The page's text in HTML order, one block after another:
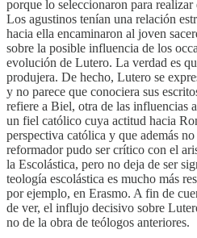
porque lo seleccionaron para
Los agustinos tenían una relación
hacia ella encaminaron al joven
sobre la posible influencia de los
evolución de Lutero. La verdad es
produjera. De hecho, Lutero se
y no parece que conociera sus
refiere a Biel, otra de las influencias
un fiel católico cuya actitud hacia
perspectiva católica y que además
reformador pudo ser crítico con el
la Escolástica, pero no deja de ser
teología escolástica es mucho más
por ejemplo, en Erasmo. A fin de
de ver, el influjo decisivo sobre
no de la obra de teólogos anteriores.